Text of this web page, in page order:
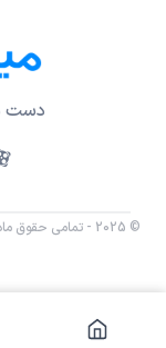
دست
© 2025 - تمامی حقوق مادی و معنوی این وب‌سایت نزد میهن بلاکچین محفوظ است.